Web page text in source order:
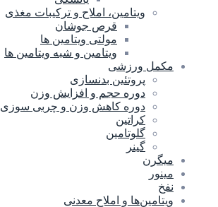
ویتامین، املاح و ترکیبات مغذی
قرص جوشان
مولتی ویتامین ها
ویتامین و شبه ویتامین ها
مکمل ورزشی
پروتئین بدنسازی
دوره حجم و افزایش وزن
دوره کاهش وزن و چربی سوزی
کراتین
گلوتامین
گینر
میگرن
مینور
نفخ
ویتامین‌ها و املاح معدنی